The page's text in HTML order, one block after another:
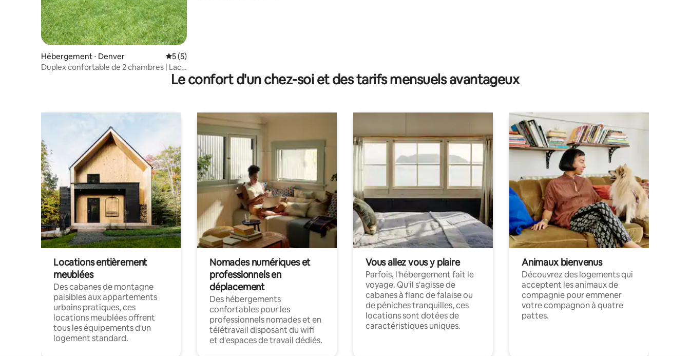
Hébergement ⋅ Denver Évaluation moyenne sur la base de 5 commentaires : 5 sur 5
5 (5)
Duplex confortable de 2 chambres | Lac
Le confort d'un chez-soi et des tarifs mensuels avantageux
Locations entièrement
meublées
Des cabanes de montagne
paisibles aux appartements
urbains pratiques, ces
locations meublées offrent
tous les équipements d'un
logement standard.
Nomades numériques et
professionnels en
déplacement
Des hébergements
confortables pour les
professionnels nomades et en
télétravail disposant du wifi
et d'espaces de travail dédiés.
Vous allez vous y plaire
Parfois, l'hébergement fait le
voyage. Qu'il s'agisse de
cabanes à flanc de falaise ou
de péniches tranquilles, ces
locations sont dotées de
caractéristiques uniques.
Animaux bienvenus
Découvrez des logements qui
acceptent les animaux de
compagnie pour emmener
votre compagnon à quatre
pattes.